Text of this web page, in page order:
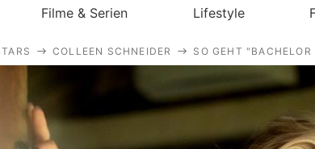
Royals
Stars
Filme & Serien Lifestyle
COLLEEN SCHNEIDER SO GEHT